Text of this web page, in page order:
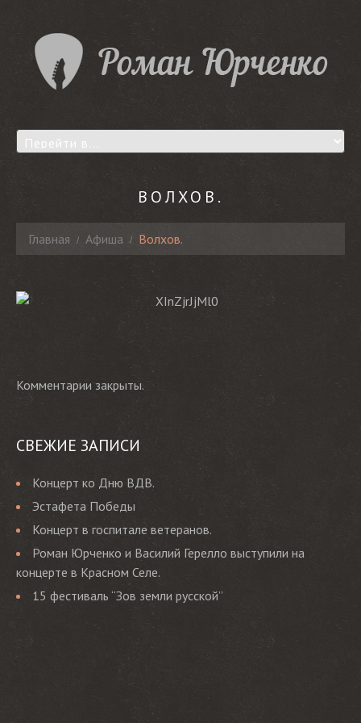
ВОЛХОВ.
Главная Афиша Волхов.
Комментарии закрыты.
СВЕЖИЕ ЗАПИСИ
Концерт ко Дню ВДВ.
Эстафета Победы
Концерт в госпитале ветеранов.
Роман Юрченко и Василий Герелло выступили на
концерте в Красном Селе.
15 фестиваль “Зов земли русской”